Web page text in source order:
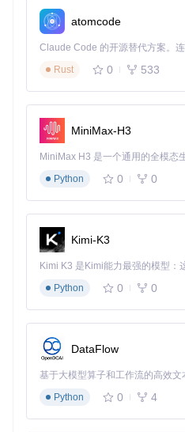
贴装的优化布局
技术选型的决策逻辑
后会发现其中的合理性：
行
丰富的GUI库：Swing提供直
🛠️ 工程师视角：在src/main/
三、场景化应用指南：
OpenPnP的应用场景远比想象
传感器公司将其从手工焊接升
非传统应用场景探索
教育科研
：大学实验室用于
艺术装置
航天创客：DIY卫星项目中
：小批量生产特种
实战部署流程
atomcode
Rust
0 533
MiniMax-H3
Python
0 0
Kimi-K3
Python
0 0
DataFlow
基于大模型算子和工作流的高效
Python
0 4